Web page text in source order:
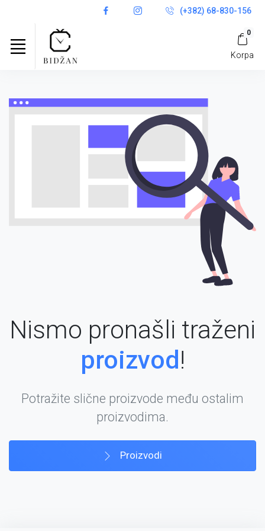
(+382) 68-830-156
0
Korpa
Nismo pronašli traženi
proizvod !
Potražite slične proizvode među ostalim
proizvodima.
Proizvodi